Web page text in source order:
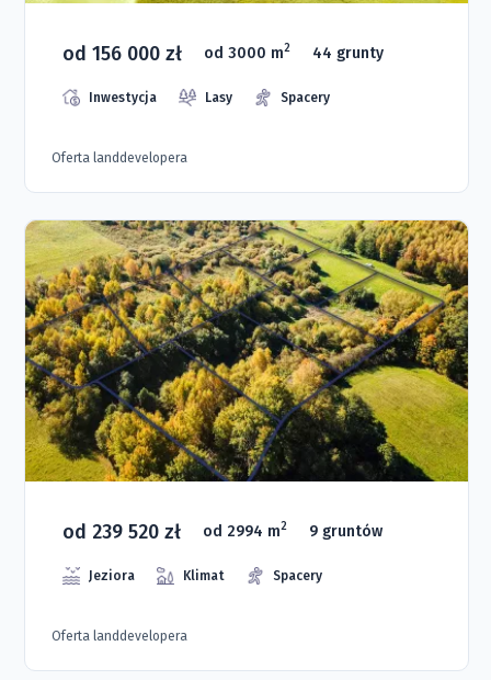
od 156 000 zł od 3000 m2 44 grunty
Inwestycja Lasy Spacery
Oferta landdevelopera
od 239 520 zł od 2994 m2 9 gruntów
Jeziora Klimat Spacery
Oferta landdevelopera